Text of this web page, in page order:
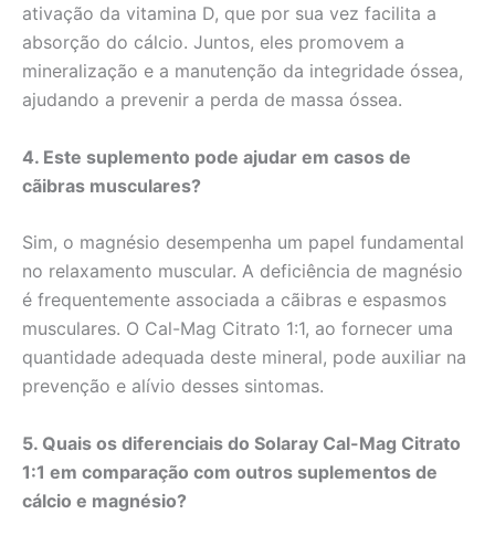
ativação da vitamina D, que por sua vez facilita a
absorção do cálcio. Juntos, eles promovem a
mineralização e a manutenção da integridade óssea,
ajudando a prevenir a perda de massa óssea.
4. Este suplemento pode ajudar em casos de
cãibras musculares?
Sim, o magnésio desempenha um papel fundamental
no relaxamento muscular. A deficiência de magnésio
é frequentemente associada a cãibras e espasmos
musculares. O Cal-Mag Citrato 1:1, ao fornecer uma
quantidade adequada deste mineral, pode auxiliar na
prevenção e alívio desses sintomas.
5. Quais os diferenciais do Solaray Cal-Mag Citrato
1:1 em comparação com outros suplementos de
cálcio e magnésio?